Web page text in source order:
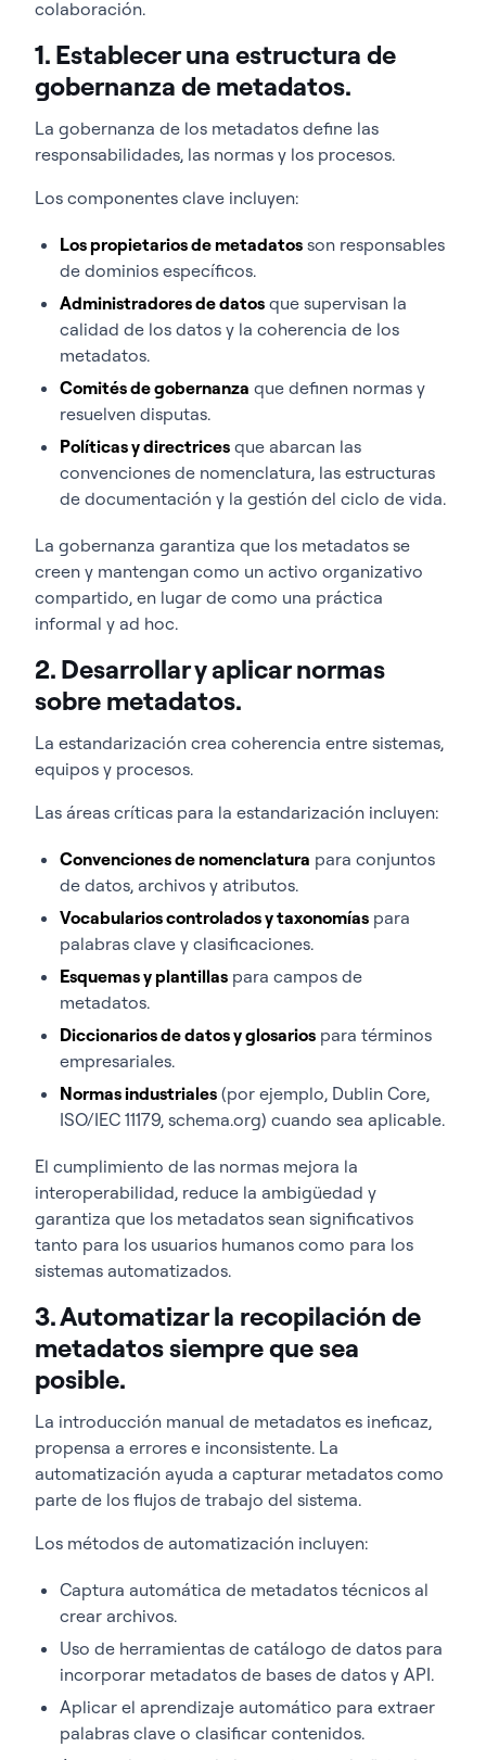
colaboración.
1. Establecer una estructura de
gobernanza de metadatos.
La gobernanza de los metadatos define las
responsabilidades, las normas y los procesos.
Los componentes clave incluyen:
Los propietarios de metadatos son responsables
de dominios específicos.
Administradores de datos que supervisan la
calidad de los datos y la coherencia de los
metadatos.
Comités de gobernanza que definen normas y
resuelven disputas.
Políticas y directrices que abarcan las
convenciones de nomenclatura, las estructuras
de documentación y la gestión del ciclo de vida.
La gobernanza garantiza que los metadatos se
creen y mantengan como un activo organizativo
compartido, en lugar de como una práctica
informal y ad hoc.
2. Desarrollar y aplicar normas
sobre metadatos.
La estandarización crea coherencia entre sistemas,
equipos y procesos.
Las áreas críticas para la estandarización incluyen:
Convenciones de nomenclatura para conjuntos
de datos, archivos y atributos.
Vocabularios controlados y taxonomías para
palabras clave y clasificaciones.
Esquemas y plantillas para campos de
metadatos.
Diccionarios de datos y glosarios para términos
empresariales.
Normas industriales (por ejemplo, Dublin Core,
ISO/IEC 11179, schema.org) cuando sea aplicable.
El cumplimiento de las normas mejora la
interoperabilidad, reduce la ambigüedad y
garantiza que los metadatos sean significativos
tanto para los usuarios humanos como para los
sistemas automatizados.
3. Automatizar la recopilación de
metadatos siempre que sea
posible.
La introducción manual de metadatos es ineficaz,
propensa a errores e inconsistente. La
automatización ayuda a capturar metadatos como
parte de los flujos de trabajo del sistema.
Los métodos de automatización incluyen:
Captura automática de metadatos técnicos al
crear archivos.
Uso de herramientas de catálogo de datos para
incorporar metadatos de bases de datos y API.
Aplicar el aprendizaje automático para extraer
palabras clave o clasificar contenidos.